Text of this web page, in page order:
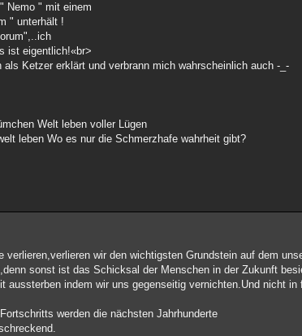
Nemo " mit einem
" unterhält !
ist eigentlich!«br>
Ketzer erklärt und verbrann mich wahrscheinlich auch -_-
Welt leben voller Lügen
leben Wo es nur die Schmerzhafe wahrheit gibt?
verlieren,verlieren wir den wichtigsten Grundstein auf dem
sonst ist das Schicksal der Menschen in der Zukunft
aussterben indem wir uns gegenseitig vernichten.Und nicht
werden die nächsten Jahrhunderte